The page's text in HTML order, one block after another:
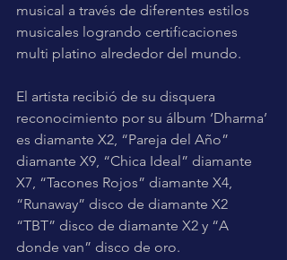
musical a través de diferentes estilos
musicales logrando certificaciones
multi platino alrededor del mundo.
El artista recibió de su disquera
reconocimiento por su álbum ‘Dharma’
es diamante X2, “Pareja del Año”
diamante X9, “Chica Ideal” diamante
X7, “Tacones Rojos” diamante X4,
“Runaway” disco de diamante X2
“TBT” disco de diamante X2 y “A
donde van” disco de oro.